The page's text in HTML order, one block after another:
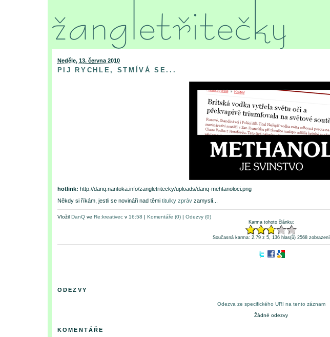
Neděle, 13. června 2010
PIJ RYCHLE, STMÍVÁ SE...
hotlink: http://danq.nantoka.info/zangletritecky/uploads/danq-mehtanoloci.png
Někdy si říkám, jestli se novináři nad těmititulky zpráv zamyslí...
Vložil DanQve Re:kreativecv 16:58 | Komentáře (0)| Odezvy (0)
Karma tohoto článku:
Současná karma: 2.79 z 5, 136 hlas(ů)2568 zobrazení
ODEZVY
Odezva ze specifického URI na tento záznam
Žádné odezvy
KOMENTÁŘE